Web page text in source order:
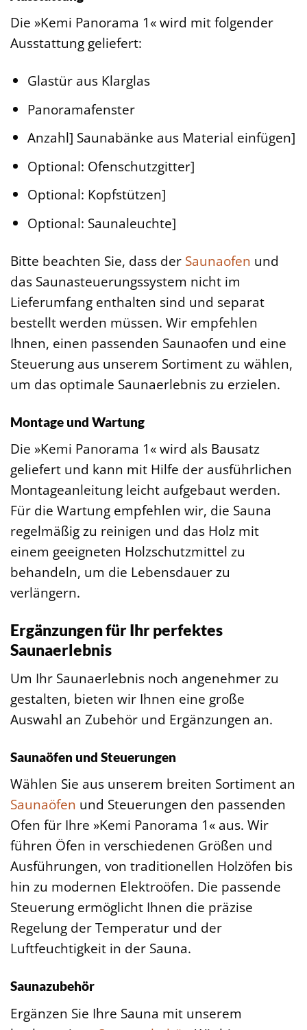
Die »Kemi Panorama 1« wird mit folgender
Ausstattung geliefert:
Glastür aus Klarglas
Panoramafenster
Anzahl] Saunabänke aus Material einfügen]
Optional: Ofenschutzgitter]
Optional: Kopfstützen]
Optional: Saunaleuchte]
Bitte beachten Sie, dass der Saunaofen und
das Saunasteuerungssystem nicht im
Lieferumfang enthalten sind und separat
bestellt werden müssen. Wir empfehlen
Ihnen, einen passenden Saunaofen und eine
Steuerung aus unserem Sortiment zu wählen,
um das optimale Saunaerlebnis zu erzielen.
Montage und Wartung
Die »Kemi Panorama 1« wird als Bausatz
geliefert und kann mit Hilfe der ausführlichen
Montageanleitung leicht aufgebaut werden.
Für die Wartung empfehlen wir, die Sauna
regelmäßig zu reinigen und das Holz mit
einem geeigneten Holzschutzmittel zu
behandeln, um die Lebensdauer zu
verlängern.
Ergänzungen für Ihr perfektes
Saunaerlebnis
Um Ihr Saunaerlebnis noch angenehmer zu
gestalten, bieten wir Ihnen eine große
Auswahl an Zubehör und Ergänzungen an.
Saunaöfen und Steuerungen
Wählen Sie aus unserem breiten Sortiment an
Saunaöfen und Steuerungen den passenden
Ofen für Ihre »Kemi Panorama 1« aus. Wir
führen Öfen in verschiedenen Größen und
Ausführungen, von traditionellen Holzöfen bis
hin zu modernen Elektroöfen. Die passende
Steuerung ermöglicht Ihnen die präzise
Regelung der Temperatur und der
Luftfeuchtigkeit in der Sauna.
Saunazubehör
Ergänzen Sie Ihre Sauna mit unserem